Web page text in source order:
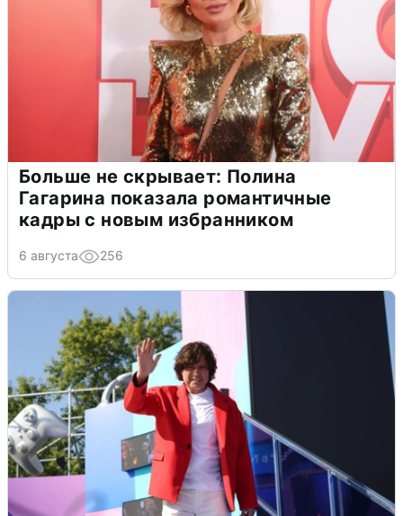
Больше не скрывает: Полина
Гагарина показала романтичные
кадры с новым избранником
6 августа 256